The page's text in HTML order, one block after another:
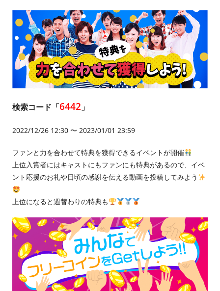
検索コード「6442 」
2022/12/26 12:30 〜 2023/01/01 23:59
ファンと力を合わせて特典を獲得できるイベントが開催
上位入賞者にはキャストにもファンにも特典があるので、イベ
ント応援のお礼や日頃の感謝を伝える動画を投稿してみよう
上位になると週替わりの特典も